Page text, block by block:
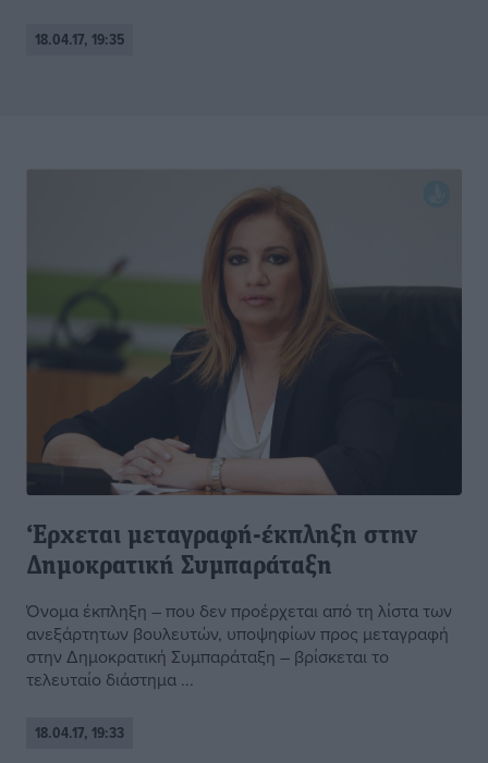
18.04.17, 19:35
‘Ερχεται μεταγραφή-έκπληξη στην
Δημοκρατική Συμπαράταξη
Όνομα έκπληξη – που δεν προέρχεται από τη λίστα των
ανεξάρτητων βουλευτών, υποψηφίων προς μεταγραφή
στην Δημοκρατική Συμπαράταξη – βρίσκεται το
τελευταίο διάστημα ...
18.04.17, 19:33